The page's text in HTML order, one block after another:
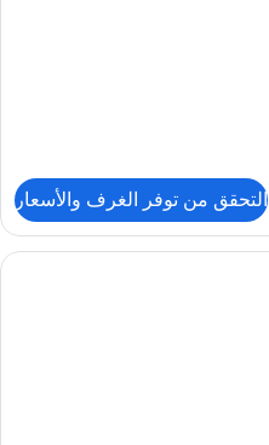
التحقق من توفر الغرف والأسعار